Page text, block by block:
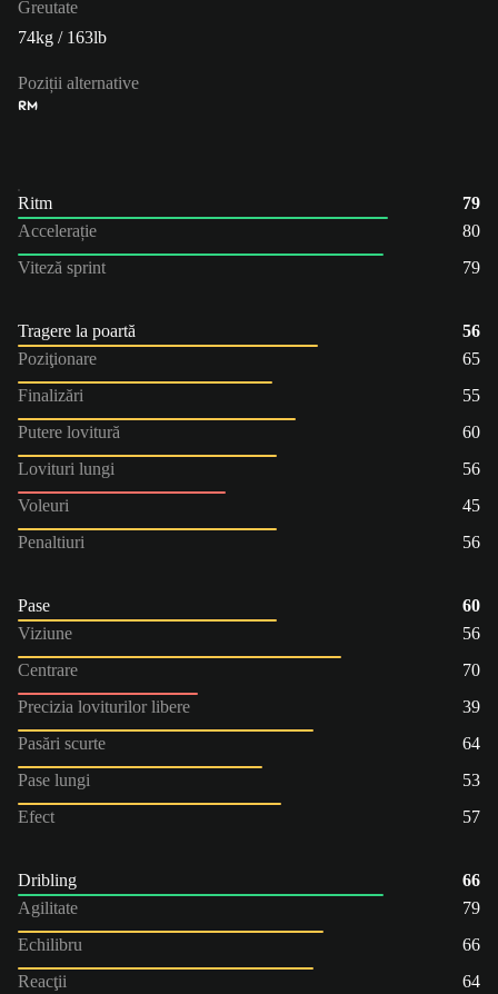
Greutate
74kg / 163lb
Poziții alternative
RM
Ritm
79
Accelerație
80
Viteză sprint
79
Tragere la poartă
56
Poziţionare
65
Finalizări
55
Putere lovitură
60
Lovituri lungi
56
Voleuri
45
Penaltiuri
56
Pase
60
Viziune
56
Centrare
70
Precizia loviturilor libere
39
Pasări scurte
64
Pase lungi
53
Efect
57
Dribling
66
Agilitate
79
Echilibru
66
Reacţii
64